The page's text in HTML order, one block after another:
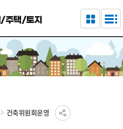
주택/토지
건축위원회운영